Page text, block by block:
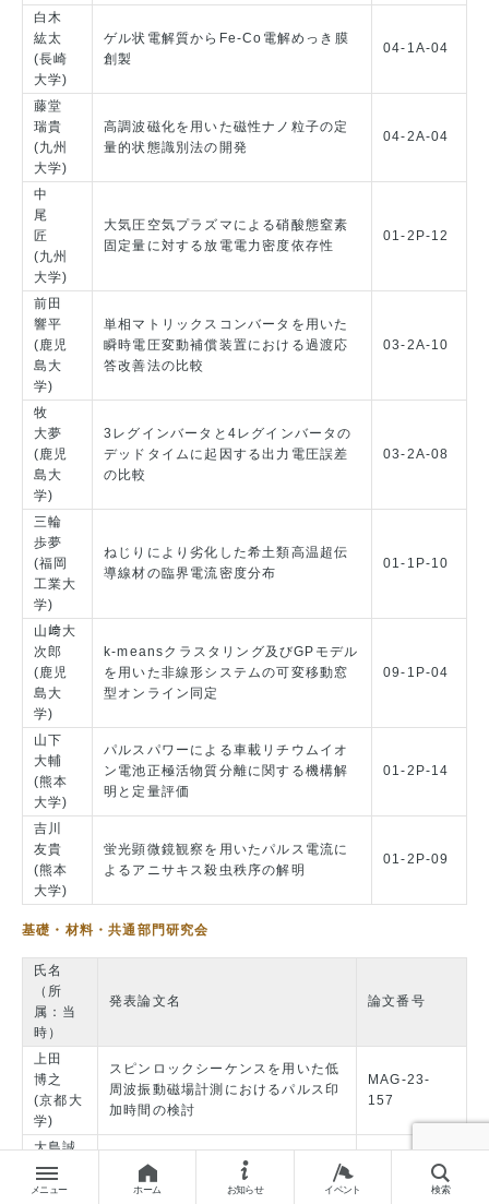
メニュー ホーム お知らせ イベント 検索
白木
紘太
(長崎
大学)
ゲル状電解質からFe-Co電解めっき膜
創製
04-1A-04
藤堂
瑞貴
(九州
大学)
高調波磁化を用いた磁性ナノ粒子の定
量的状態識別法の開発
04-2A-04
中
尾
匠
(九州
大学)
大気圧空気プラズマによる硝酸態窒素
固定量に対する放電電力密度依存性
01-2P-12
前田
響平
(鹿児
島大
学)
単相マトリックスコンバータを用いた
瞬時電圧変動補償装置における過渡応
答改善法の比較
03-2A-10
牧
大夢
(鹿児
島大
学)
3レグインバータと4レグインバータの
デッドタイムに起因する出力電圧誤差
の比較
03-2A-08
三輪
歩夢
(福岡
工業大
学)
ねじりにより劣化した希土類高温超伝
導線材の臨界電流密度分布
01-1P-10
山﨑大
次郎
(鹿児
島大
学)
k-meansクラスタリング及びGPモデル
を用いた非線形システムの可変移動窓
型オンライン同定
09-1P-04
山下
大輔
(熊本
大学)
パルスパワーによる車載リチウムイオ
ン電池正極活物質分離に関する機構解
明と定量評価
01-2P-14
吉川
友貴
(熊本
大学)
蛍光顕微鏡観察を用いたパルス電流に
よるアニサキス殺虫秩序の解明
01-2P-09
基礎・材料・共通部門研究会
氏名
（所
属：当
時）
発表論文名 論文番号
上田
博之
(京都大
学)
スピンロックシーケンスを用いた低
周波振動磁場計測におけるパルス印
加時間の検討
MAG-23-
157
大島誠
一郎
(トーエ
近赤外分光情報に基づいた油入変圧
器の劣化診断手法の提案
IM-23-005
LAV-23-005